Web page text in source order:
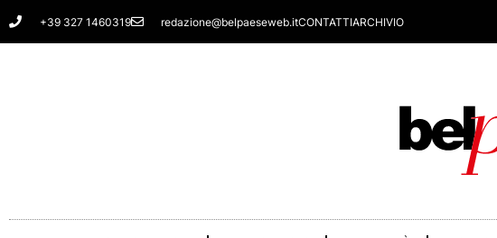
Vai
al
+39 327 1460319 redazione@belpaeseweb.itCONTATTIARCHIVIO